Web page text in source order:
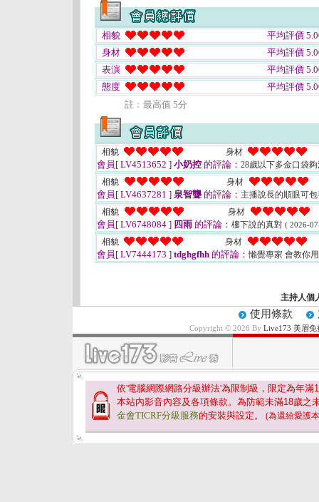
相貌
平均評價
身材
平均評價
表演
平均評價
態度
平均評價
註﹕最高值 5分
相貌 身材
會員[ LV4513652 ] 小奶控 的評論： 28歲以下多金口袋
相貌
身材
會員[ LV4637281 ] 泉智聾 的評論： 主播說長的順眼可
相貌
身材
會員[ LV6748084 ] 四雨 的評論： 樓下說的真對 ( 2026-
相貌 身材
會員[ LV7444173 ] tdghgfhh 的評論：懶覺專家 會教你
主持人個
使用條款
Copyright © 2026 By Live173 美眉
依'電腦網際網路分級辦法'為限制級，限定為年滿
本站內影音內容及各項條款。為防範未滿18歲之
金會TICRF分級服務的安裝與設定。 (為還給愛護